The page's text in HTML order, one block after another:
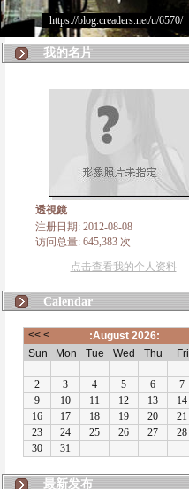
https://blog.creaders.net/u/6570/>
我的名片
透視鏡
注册日期: 2012-08-08
访问总量: 645,383 次
点击查看我的个人资料
Calendar
最新发布